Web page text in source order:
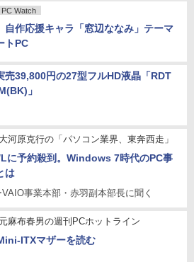
Watch
自作応援キャラ「窓辺ななみ」テーマ
トPC
売39,800円の27型フルHD液晶「RDT
」
大河原克行の「パソコン業界、東奔西走」
に予約殺到。Windows 7時代のPC事
は
VAIO事業本部・赤羽副本部長に聞く
元麻布春男の週刊PCホットライン
ITXマザーを読む